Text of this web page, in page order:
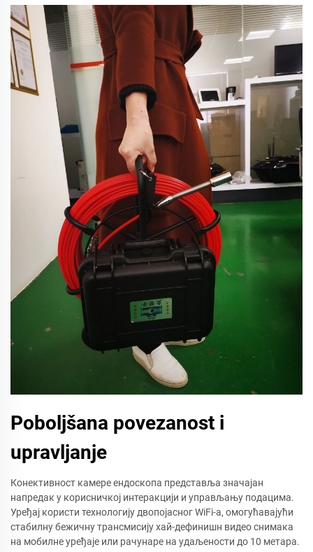
Poboljšana povezanost i
upravljanje
Конективност камере ендоскопа представља значајан
напредак у корисничкој интеракцији и управљању подацима.
Уређај користи технологију двопојасног WiFi-а, омогућавајући
стабилну бежичну трансмисију хай-дефинишн видео снимака
на мобилне уређаје или рачунаре на удаљености до 10 метара.